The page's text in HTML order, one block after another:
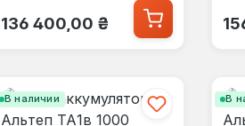
Обычная цена:
136 400,00 ₴
В наличии В